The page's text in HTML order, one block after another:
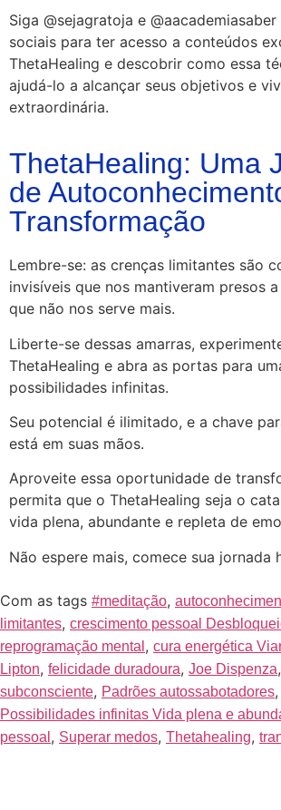
Siga @sejagratoja e
sociais para ter acesso a conteúdos
ThetaHealing e descobrir como essa
ajudá-lo a alcançar seus objetivos e
extraordinária.
ThetaHealing: Uma
de
Transformação
Lembre-se: as crenças limitantes são
invisíveis que nos mantiveram presos
que não nos serve mais.
Liberte-se dessas amarras,
ThetaHealing e abra as portas para
possibilidades infinitas.
Seu potencial é ilimitado, e a chave
está em suas mãos.
Aproveite essa oportunidade de
permita que o ThetaHealing seja o
vida plena, abundante e repleta de
Não espere mais, comece sua jornada
Com as tags #meditação,
limitantes, crescimento pessoal
reprogramação mental , cura energética
Lipton, felicidade duradoura, Joe Dispenza,
subconsciente, Padrões autossabotadores,
Possibilidades infinitas Vida plena e
pessoal , Superar medos, Thetahealing,